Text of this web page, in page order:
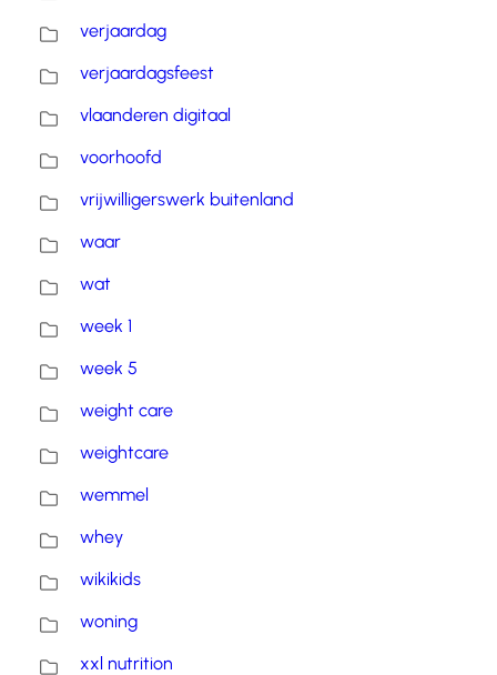
verjaardag
verjaardagsfeest
vlaanderen digitaal
voorhoofd
vrijwilligerswerk buitenland
waar
wat
week 1
week 5
weight care
weightcare
wemmel
whey
wikikids
woning
xxl nutrition